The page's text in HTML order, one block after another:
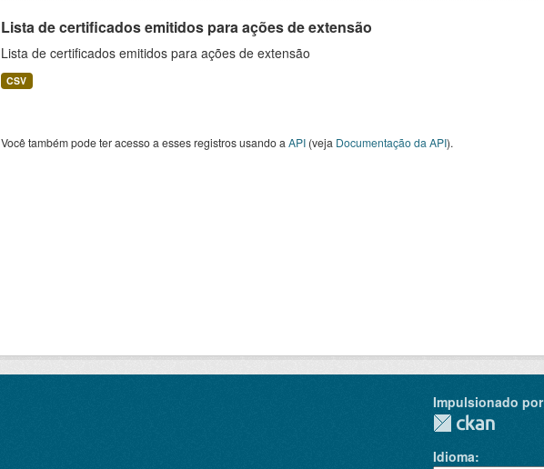
Lista de certificados emitidos para ações de extensão
Lista de certificados emitidos para ações de extensão
CSV
Você também pode ter acesso a esses registros usando a API(veja Documentação da API).
Impulsionado por
Idioma